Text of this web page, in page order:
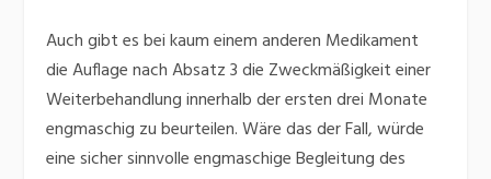
Auch gibt es bei kaum einem anderen Medikament
die Auflage nach Absatz 3 die Zweckmäßigkeit einer
Weiterbehandlung innerhalb der ersten drei Monate
engmaschig zu beurteilen. Wäre das der Fall, würde
eine sicher sinnvolle engmaschige Begleitung des